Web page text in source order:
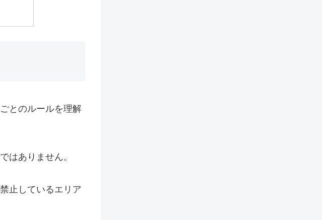
とのルールを理解
はありません。
止しているエリア